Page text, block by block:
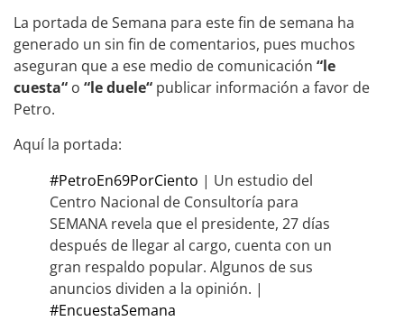
La portada de Semana para este fin de semana ha
generado un sin fin de comentarios, pues muchos
aseguran que a ese medio de comunicación “le
cuesta“ o “le duele“ publicar información a favor de
Petro.
Aquí la portada:
#PetroEn69PorCiento | Un estudio del
Centro Nacional de Consultoría para
SEMANA revela que el presidente, 27 días
después de llegar al cargo, cuenta con un
gran respaldo popular. Algunos de sus
anuncios dividen a la opinión. |
#EncuestaSemana